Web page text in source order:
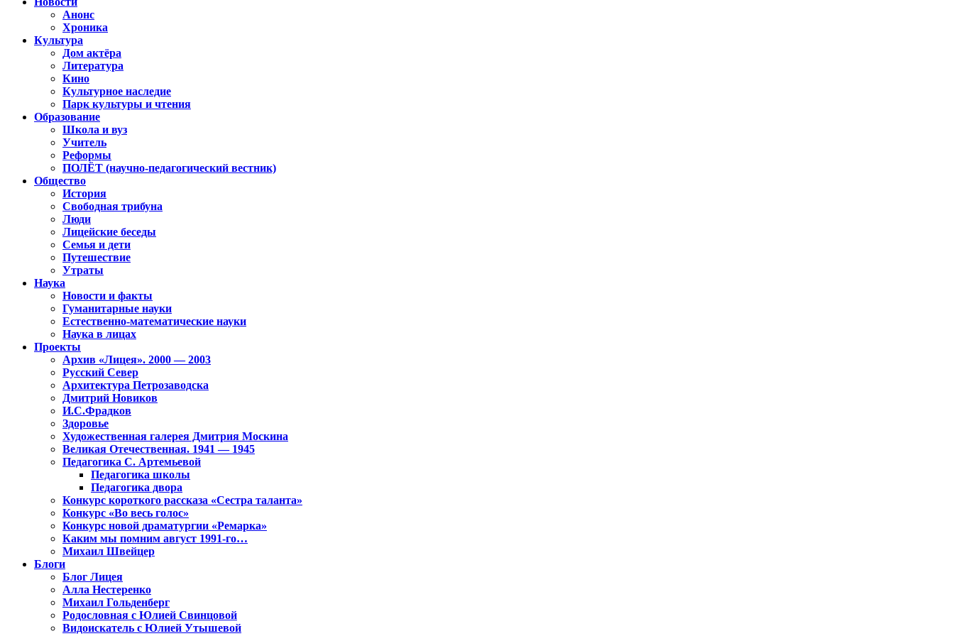
Анонс
Хроника
Культура
Дом актёра
Литература
Кино
Культурное наследие
Парк культуры и чтения
Образование
Школа и вуз
Учитель
Реформы
ПОЛЁТ (научно-педагогический вестник)
Общество
История
Свободная трибуна
Люди
Лицейские беседы
Семья и дети
Путешествие
Утраты
Наука
Новости и факты
Гуманитарные науки
Естественно-математические науки
Наука в лицах
Проекты
Архив «Лицея». 2000 — 2003
Русский Север
Архитектура Петрозаводска
Дмитрий Новиков
И.С.Фрадков
Здоровье
Художественная галерея Дмитрия Москина
Великая Отечественная. 1941 — 1945
Педагогика С. Артемьевой
Педагогика школы
Педагогика двора
Конкурс короткого рассказа «Сестра таланта»
Конкурс «Во весь голос»
Конкурс новой драматургии «Ремарка»
Каким мы помним август 1991-го…
Михаил Швейцер
Блоги
Блог Лицея
Алла Нестеренко
Михаил Гольденберг
Родословная с Юлией Свинцовой
Видоискатель с Юлией Утышевой